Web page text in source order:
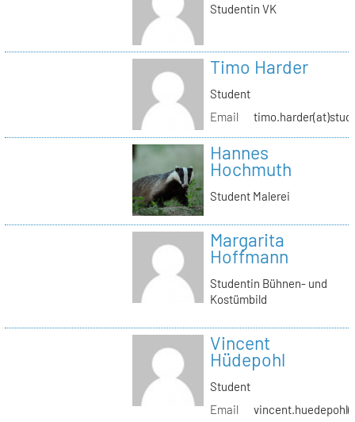
Studentin VK
Timo Harder
Student
Email
Hannes
Hochmuth
Student Malerei
Margarita
Hoffmann
Studentin Bühnen- und
Kostümbild
Vincent
Hüdepohl
Student
Email